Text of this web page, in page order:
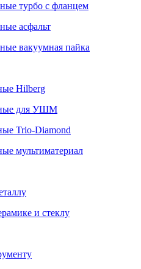
турбо с фланцем
асфальт
вакуумная пайка
Hilberg
для УШМ
Trio-Diamond
мультиматериал
и стеклу